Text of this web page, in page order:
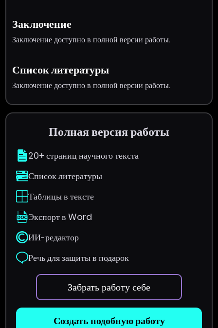
Заключение
Заключение доступно в полной версии работы.
Список литературы
Заключение доступно в полной версии работы.
Полная версия работы
20+ страниц научного текста
Список литературы
Таблицы в тексте
Экспорт в Word
ИИ-редактор
Речь для защиты в подарок
Забрать работу себе
Создать подобную работу